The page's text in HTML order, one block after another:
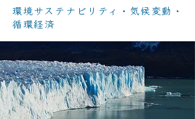
環境サステナビリティ・気候変動・
循環経済